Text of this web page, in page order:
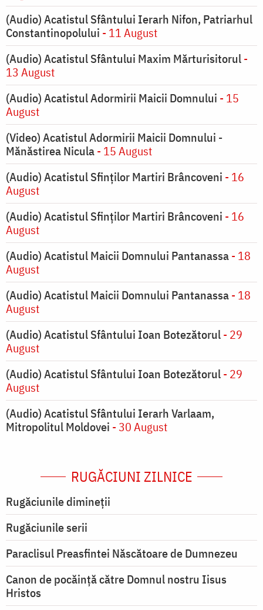
(Audio) Acatistul Sfântului Ierarh Nifon, Patriarhul
Constantinopolului - 11 August
(Audio) Acatistul Sfântului Maxim Mărturisitorul-
13 August
(Audio) Acatistul Adormirii Maicii Domnului - 15
August
(Video) Acatistul Adormirii Maicii Domnului -
Mănăstirea Nicula- 15 August
(Audio) Acatistul Sfinților Martiri Brâncoveni - 16
August
(Audio) Acatistul Sfinților Martiri Brâncoveni - 16
August
(Audio) Acatistul Maicii Domnului Pantanassa- 18
August
(Audio) Acatistul Maicii Domnului Pantanassa- 18
August
(Audio) Acatistul Sfântului Ioan Botezătorul- 29
August
(Audio) Acatistul Sfântului Ioan Botezătorul- 29
August
(Audio) Acatistul Sfântului Ierarh Varlaam,
Mitropolitul Moldovei - 30 August
RUGĂCIUNI ZILNICE
Rugăciunile dimineții
Rugăciunile serii
Paraclisul Preasfintei Născătoare de Dumnezeu
Canon de pocăință către Domnul nostru Iisus
Hristos